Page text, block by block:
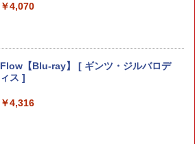
￥8,518
ダービースタリオン2 【Switch2】 POT-
P-AB73A
￥8,582
【特典】真・三國無双2 with 猛将伝 Re
mastered PS5版(【早期購入封入特
スタイル」DLC)
￥596
【中古】PS2 ギャロップレーサー6 −R
evolution− PS2 the Best
￥4,070
Flow【Blu-ray】 [ ギンツ・ジルバロデ
ィス ]
￥4,316